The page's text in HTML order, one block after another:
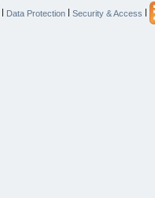
| Data Protection | Security & Access |